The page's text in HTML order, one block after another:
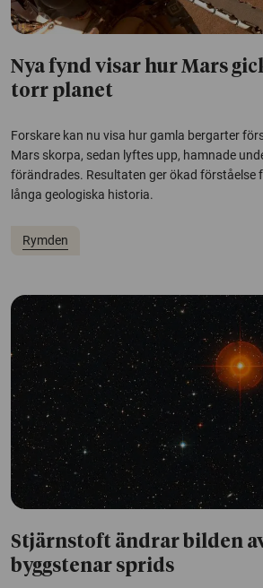
Nya fynd visar hur Mars
torr planet
Forskare kan nu visa hur gamla bergarter
Mars skorpa, sedan lyftes upp, hamnade
förändrades. Resultaten ger ökad förståelse
långa geologiska historia.
Rymden
Stjärnstoft ändrar bilden
byggstenar sprids